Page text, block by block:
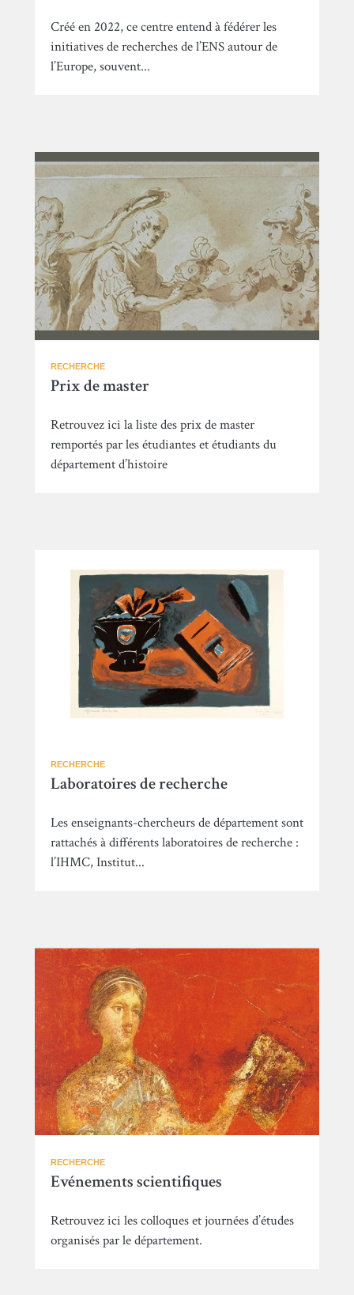
Créé en 2022, ce centre entend à fédérer les
initiatives de recherches de l’ENS autour de
l’Europe, souvent...
RECHERCHE
Prix de master
Retrouvez ici la liste des prix de master
remportés par les étudiantes et étudiants du
département d’histoire
RECHERCHE
Laboratoires de recherche
Les enseignants-chercheurs de département sont
rattachés à différents laboratoires de recherche :
l’IHMC, Institut...
RECHERCHE
Evénements scientifiques
Retrouvez ici les colloques et journées d’études
organisés par le département.